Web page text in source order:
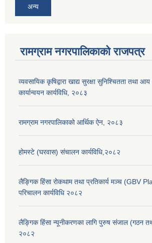
अन्य
रामग्राम नगरपालिकाको राजपत्र
व्यवसायिक कृषिद्वारा खाद्य सुरक्षा सुनिश्चितता तथा
कार्यान्वयन कार्यविधि, २०८३
रामग्राम नगरपालिकाको आर्थिक ऐन, २०८३
होमस्टे (घरवास) संचालन कार्यविधि,२०८२
लैङ्गिक हिंसा रोकथाम तथा प्रतिकार्य मञ्च (GBV
परिचालन कार्यविधि २०८२
लैङ्गिक हिंसा न्यूनीकरणका लागि पुरुष संजाल (गठन
२०८२